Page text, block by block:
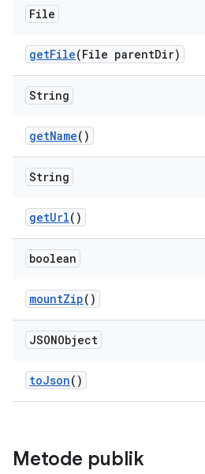
File
getFile(File parentDir)
String
getName()
String
getUrl()
boolean
mountZip()
JSONObject
toJson()
Metode publik